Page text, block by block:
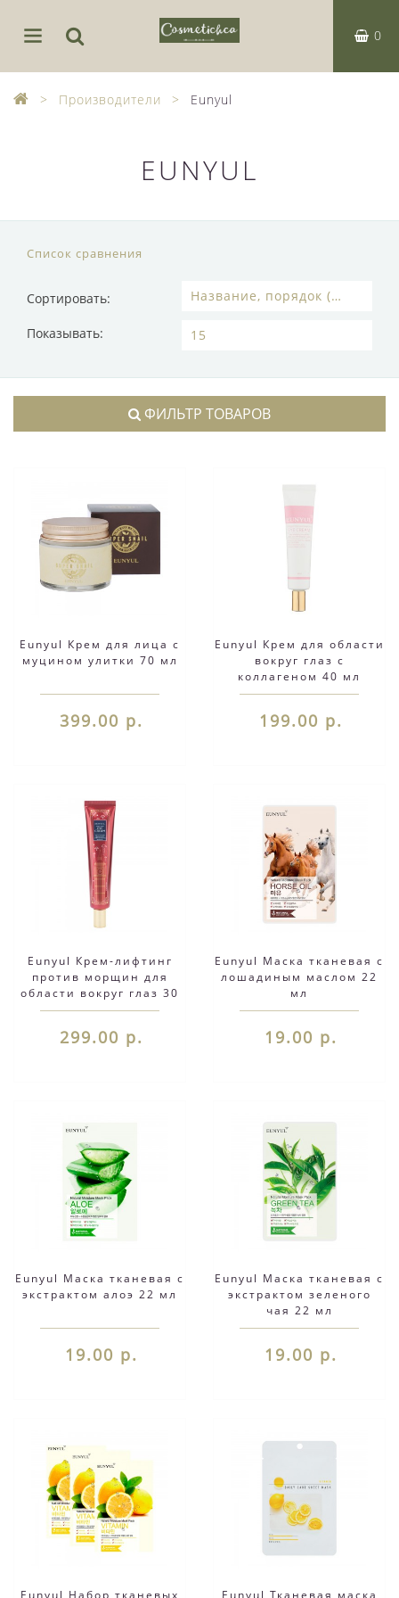
0
Производители Eunyul
EUNYUL
Список сравнения
Сортировать:
Показывать:
ФИЛЬТР ТОВАРОВ
Eunyul Крем для лица с
муцином улитки 70 мл
399.00 р.
Eunyul Крем для области
вокруг глаз с
коллагеном 40 мл
199.00 р.
Eunyul Крем-лифтинг
против морщин для
области вокруг глаз 30
мл
299.00 р.
Eunyul Маска тканевая с
лошадиным маслом 22
мл
19.00 р.
Eunyul Маска тканевая с
экстрактом алоэ 22 мл
19.00 р.
Eunyul Маска тканевая с
экстрактом зеленого
чая 22 мл
19.00 р.
Eunyul Набор тканевых Eunyul Тканевая маска